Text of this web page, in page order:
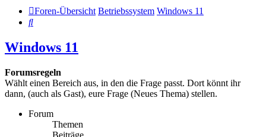
Foren-Übersicht Betriebssystem Windows 11
Suche
Windows 11
Forumsregeln
Wählt einen Bereich aus, in den die Frage passt. Dort könnt ihr
dann, (auch als Gast), eure Frage (Neues Thema) stellen.
Forum
Themen
Beiträge